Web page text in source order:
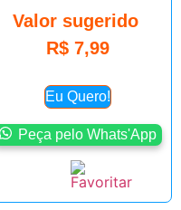
Valor sugerido
R$7,99
Eu Quero!
Peça pelo Whats'App